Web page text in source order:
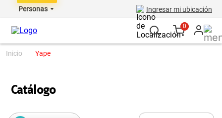
Personas Ingresar mi ubicación
0
yape
Catálogo